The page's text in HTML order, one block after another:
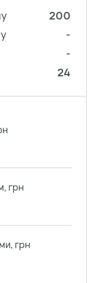
200
-
-
24
грн
грн